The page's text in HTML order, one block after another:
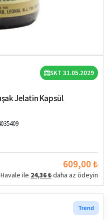
SKT 31.05.2029
Jelatin Kapsül
609,00 ₺
Havale ile 24,36 ₺daha az ödeyin
Trend